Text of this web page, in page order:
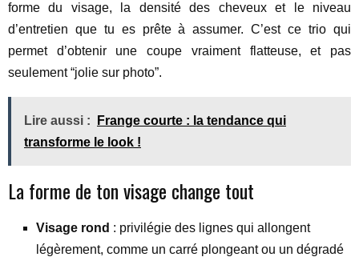
forme du visage, la densité des cheveux et le niveau
d’entretien que tu es prête à assumer. C’est ce trio qui
permet d’obtenir une coupe vraiment flatteuse, et pas
seulement “jolie sur photo”.
Lire aussi :
Frange courte : la tendance qui
transforme le look !
La forme de ton visage change tout
Visage rond : privilégie des lignes qui allongent
légèrement, comme un carré plongeant ou un dégradé